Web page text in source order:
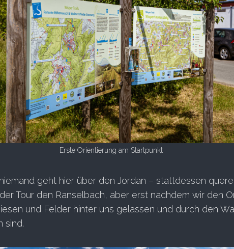
Erste Orientierung am Startpunkt
geht hier über den Jordan – stattdessen
Tour den Ranselbach, aber erst nachdem wir den
und Felder hinter uns gelassen und durch den
sind.